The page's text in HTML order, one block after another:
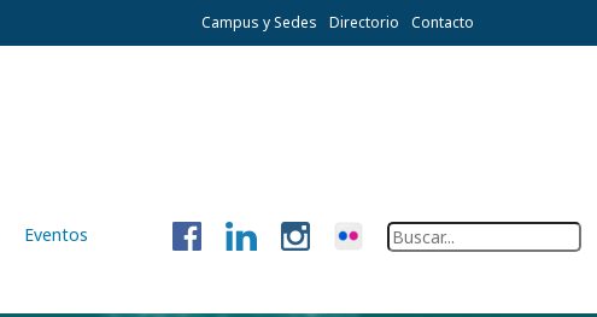
Campus y Sedes Directorio Contacto
Eventos